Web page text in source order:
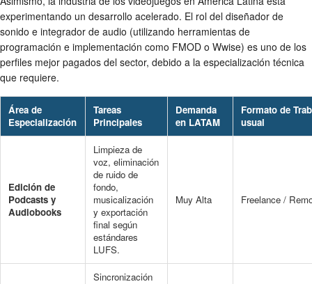
experimentando un desarrollo acelerado. El rol del diseñador de
sonido e integrador de audio (utilizando herramientas de
programación e implementación como FMOD o Wwise) es uno de los
perfiles mejor pagados del sector, debido a la especialización técnica
que requiere.
Área de
Especialización
Tareas
Principales
Demanda
en LATAM
Formato de
usual
Edición de
Podcasts y
Audiobooks
Limpieza de
voz, eliminación
de ruido de
fondo,
musicalización
y exportación
final según
estándares
LUFS.
Muy Alta Freelance /
Sincronización